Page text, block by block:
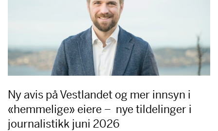
Ny avis på Vestlandet og mer innsyn i
«hemmelige» eiere – nye tildelinger i
journalistikk juni 2026